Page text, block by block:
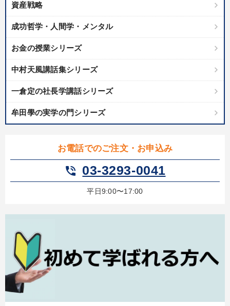
資産戦略
成功哲学・人間学・メンタル
お金の授業シリーズ
中村天風講話集シリーズ
一倉定の社長学講話シリーズ
牟田學の実学の門シリーズ
お電話でのご注文・お申込み
phone_in_talk 03-3293-0041
平日9:00〜17:00